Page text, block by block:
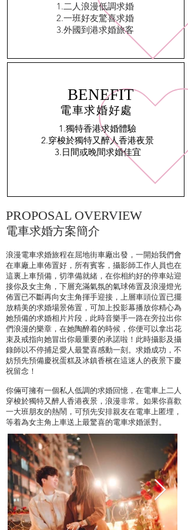
1.二人浪漫低調求婚
2.一班好友驚喜求婚
3.外國到港求婚旅客
BENEFIT
電車求婚好處
1.獨特香港求婚體驗
2.穿梭於獨特又醉人香港夜景
3.日間或晚間求婚佳宜
PROPOSAL OVERVIEW
電車求婚方案簡介
浪漫電車求婚旅程在屈地街車廠出發，一開始我們會
在車廠上車佈置好，所有賓客，攝影師工作人員也在
這裏上車預備，切準備就緒，在你相約好的停車站迎
接你及女主角，下層充滿氣氛的氣球佈置及浪漫燈光
佈置已不斷再向女主角揮手迎接，上層車頭位置已擺
放精美的求婚場景佈置，可加上投影幕播放你精心為
她預備的求婚相片片段，此時音樂手一路在旁拉出你
們浪漫的樂章，在她陶醉着的時候，你便可以拿出花
束及戒指向她冒出你最重要的承諾啦！此時攝影及攝
錄師以不停捕足愛人最驚喜感動一刻。求婚成功，不
妨預先預備慶祝蛋糕及冰鎮香檳在這迷人的夜景下慶
祝留念！
你倆可擁有一個私人低調的求婚回憶，在電車上二人
穿梭於獨特又醉人香港夜景，浪漫非常。如果你喜歡
一大班朋友的熱鬧，可預先安排親友在電車上匿埋，
等着為女主角上車送上最驚喜的電車求婚派對。